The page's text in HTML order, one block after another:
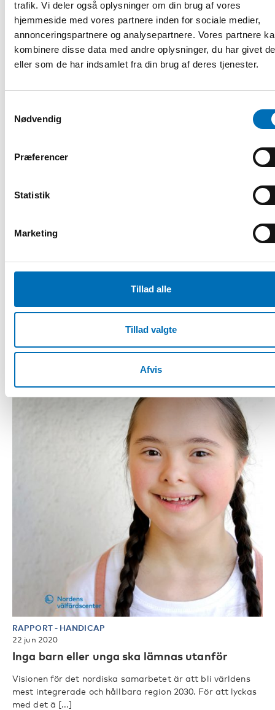
trafik. Vi deler også oplysninger om din brug af vores
hjemmeside med vores partnere inden for sociale medier,
annonceringspartnere og analysepartnere. Vores partnere
kombinere disse data med andre oplysninger, du har givet
eller som de har indsamlet fra din brug af deres tjenester.
Nødvendig
Præferencer
Statistik
Marketing
Tillad alle
Tillad valgte
Afvis
4 feb 2021
unge med funksjonsnedsettelser i Norden
alle saker s [...]
RAPPORT- HANDICAP
22 jun 2020
Inga barn eller unga ska lämnas utanför
Visionen för det nordiska samarbetet är att bli världens
mest integrerade och hållbara region 2030. För att lyckas
med det ä [...]